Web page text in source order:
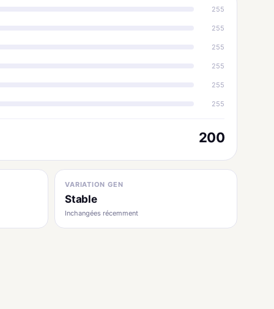
255
255
255
255
255
255
200
VARIATION GEN
Stable
Inchangées récemment